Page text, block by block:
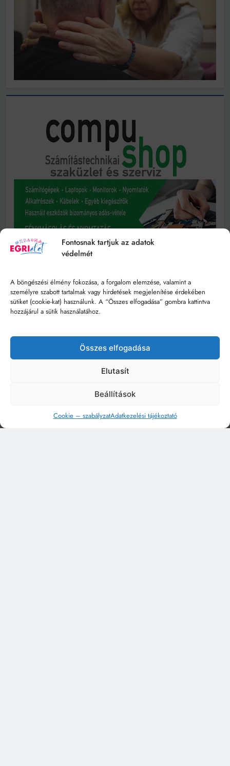
Fontosnak tartjuk az adatok
védelmét
A böngészési élmény fokozása, a forgalom elemzése, valamint a
személyre szabott tartalmak vagy hirdetések megjelenítése érdekében
sütiket (cookie-kat) használunk. A “Összes elfogadása” gombra kattintva
hozzájárul a sütik használatához.
Összes elfogadása
Elutasít
Beállítások
Cookie – szabályzatAdatkezelési tájékoztató